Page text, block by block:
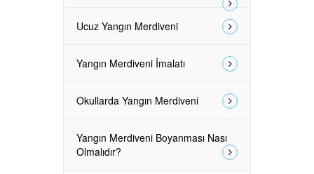
Ucuz Yangın Merdiveni
Yangın Merdiveni İmalatı
Okullarda Yangın Merdiveni
Yangın Merdiveni Boyanması Nası
Olmalıdır?